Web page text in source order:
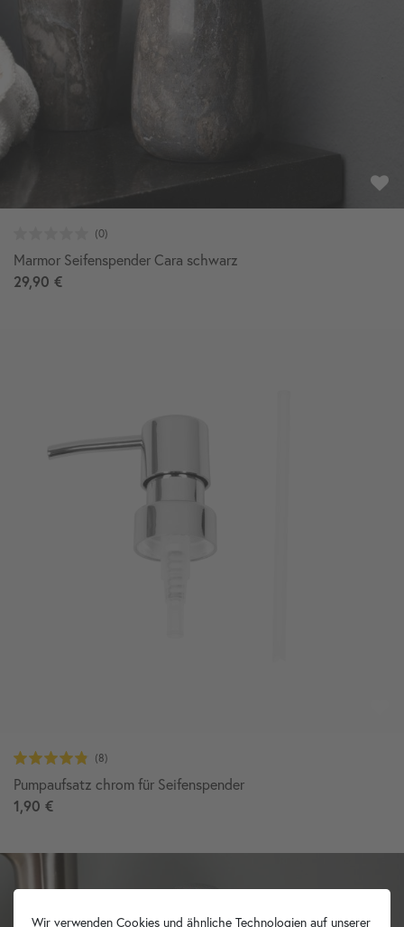
Marmor Seifenspender Cara schwarz
29,90 €
Pumpaufsatz chrom für Seifenspender
1,90 €
Wir verwenden Cookies und ähnliche Technologien auf unserer